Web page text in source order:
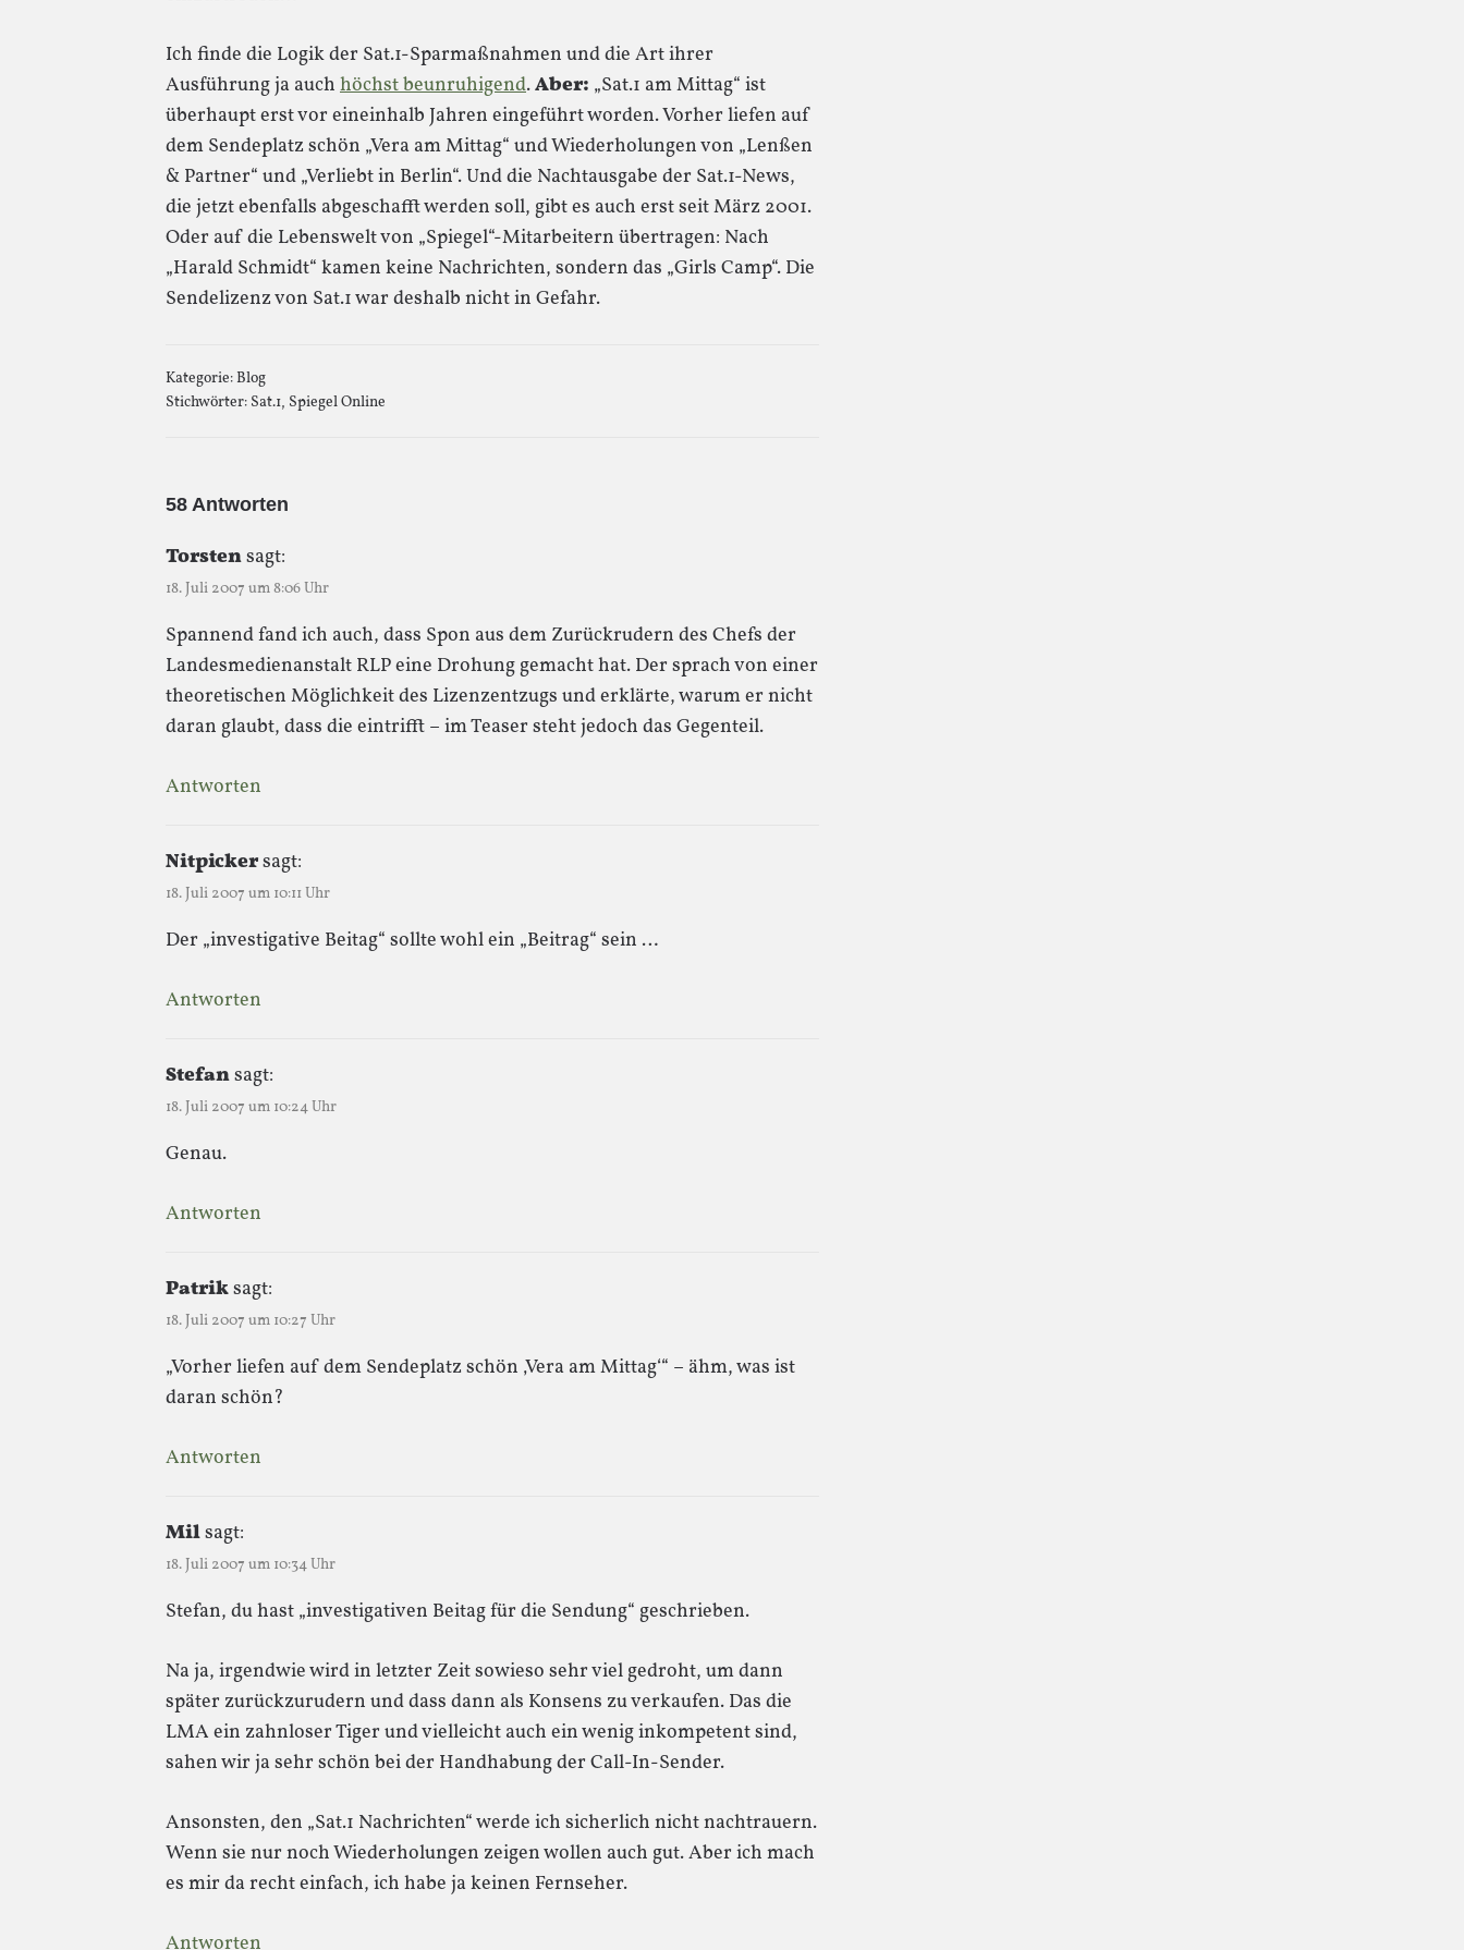
Ich finde die Logik der Sat.1-Sparmaßnahmen und die Art ihrer
Ausführung ja auch höchst beunruhigend.Aber: „Sat.1 am Mittag“ ist
überhaupt erst vor eineinhalb Jahren eingeführt worden. Vorher liefen auf
dem Sendeplatz schön „Vera am Mittag“ und Wiederholungen von „Lenßen
& Partner“ und „Verliebt in Berlin“. Und die Nachtausgabe der Sat.1-News,
die jetzt ebenfalls abgeschafft werden soll, gibt es auch erst seit März 2001.
Oder auf die Lebenswelt von „Spiegel“-Mitarbeitern übertragen: Nach
„Harald Schmidt“ kamen keine Nachrichten, sondern das „Girls Camp“. Die
Sendelizenz von Sat.1 war deshalb nicht in Gefahr.
Kategorie:Blog
Stichwörter: Sat.1, Spiegel Online
58 Antworten
Torstensagt:
18. Juli 2007 um 8:06 Uhr
Spannend fand ich auch, dass Spon aus dem Zurückrudern des Chefs der
Landesmedienanstalt RLP eine Drohung gemacht hat. Der sprach von einer
theoretischen Möglichkeit des Lizenzentzugs und erklärte, warum er nicht
daran glaubt, dass die eintrifft – im Teaser steht jedoch das Gegenteil.
Antworten
Nitpickersagt:
18. Juli 2007 um 10:11 Uhr
Der „investigative Beitag“ sollte wohl ein „Beitrag“ sein …
Antworten
Stefansagt:
18. Juli 2007 um 10:24 Uhr
Genau.
Antworten
Patriksagt:
18. Juli 2007 um 10:27 Uhr
„Vorher liefen auf dem Sendeplatz schön ‚Vera am Mittag‘“ – ähm, was ist
daran schön?
Antworten
Milsagt:
18. Juli 2007 um 10:34 Uhr
Stefan, du hast „investigativen Beitag für die Sendung“ geschrieben.
Na ja, irgendwie wird in letzter Zeit sowieso sehr viel gedroht, um dann
später zurückzurudern und dass dann als Konsens zu verkaufen. Das die
LMA ein zahnloser Tiger und vielleicht auch ein wenig inkompetent sind,
sahen wir ja sehr schön bei der Handhabung der Call-In-Sender.
Ansonsten, den „Sat.1 Nachrichten“ werde ich sicherlich nicht nachtrauern.
Wenn sie nur noch Wiederholungen zeigen wollen auch gut. Aber ich mach
es mir da recht einfach, ich habe ja keinen Fernseher.
Antworten